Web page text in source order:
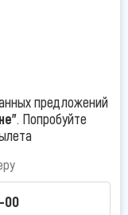
предложений
. Попробуйте
00